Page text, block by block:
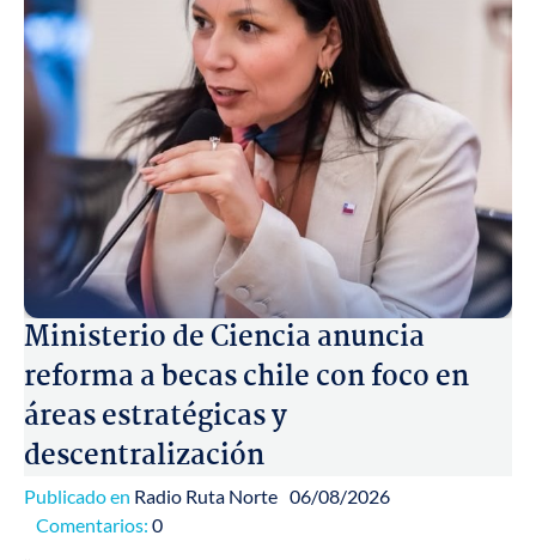
Ministerio de Ciencia anuncia
reforma a becas chile con foco en
áreas estratégicas y
descentralización
Publicado en Radio Ruta Norte 06/08/2026
Comentarios: 0